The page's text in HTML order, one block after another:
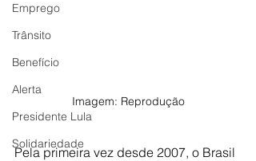
Emprego
Trânsito
Benefício
Alerta
Presidente Lula
Solidariedade
Imagem: Reprodução
Pela primeira vez desde 2007, o Brasil